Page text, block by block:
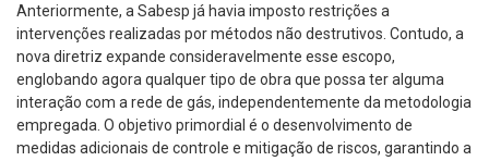
Anteriormente, a Sabesp já havia imposto restrições a
intervenções realizadas por métodos não destrutivos. Contudo, a
nova diretriz expande consideravelmente esse escopo,
englobando agora qualquer tipo de obra que possa ter alguma
interação com a rede de gás, independentemente da metodologia
empregada. O objetivo primordial é o desenvolvimento de
medidas adicionais de controle e mitigação de riscos, garantindo a